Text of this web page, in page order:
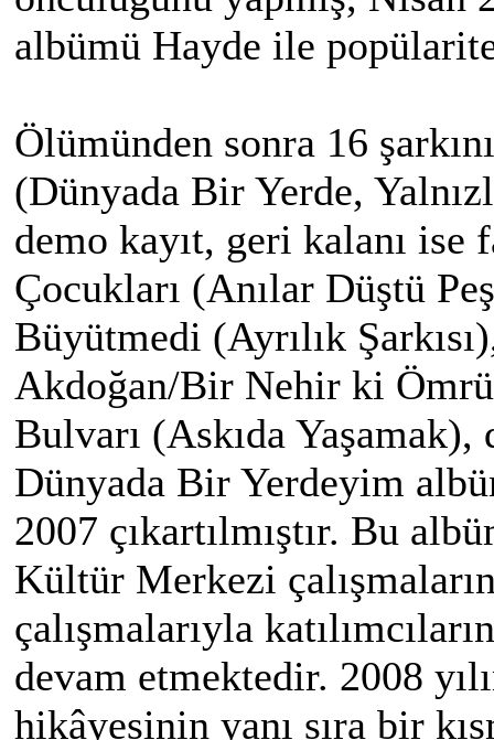
albümü Hayde ile
Ölümünden sonra 16
(Dünyada Bir Yerde,
demo kayıt, geri kalanı
Çocukları (Anılar Düştü
Büyütmedi (Ayrılık
Akdoğan/Bir Nehir ki
Bulvarı (Askıda
Dünyada Bir Yerdeyim
2007 çıkartılmıştır. Bu
Kültür Merkezi
çalışmalarıyla
devam etmektedir. 2008
hikâyesinin yanı sıra bir